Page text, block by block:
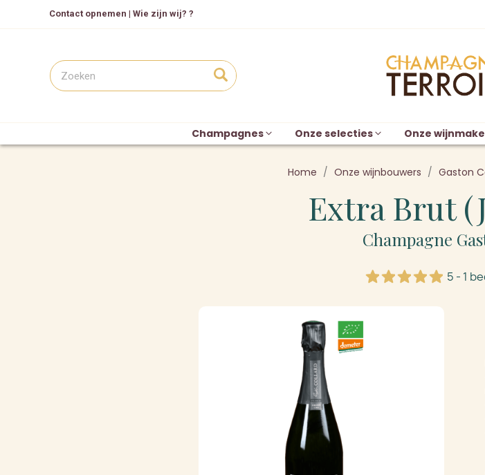
Contact opnemen | Wie zijn wij? ?
Champagnes Onze selecties Onze
Home Onze wijnbouwers Gaston
Extra Brut
Champagne
5 - 1